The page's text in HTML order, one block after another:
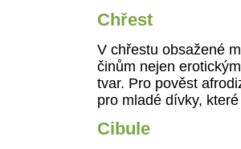
Chřest
V chřestu obsažené
činům nejen
tvar. Pro pověst
pro mladé dívky,
Cibule